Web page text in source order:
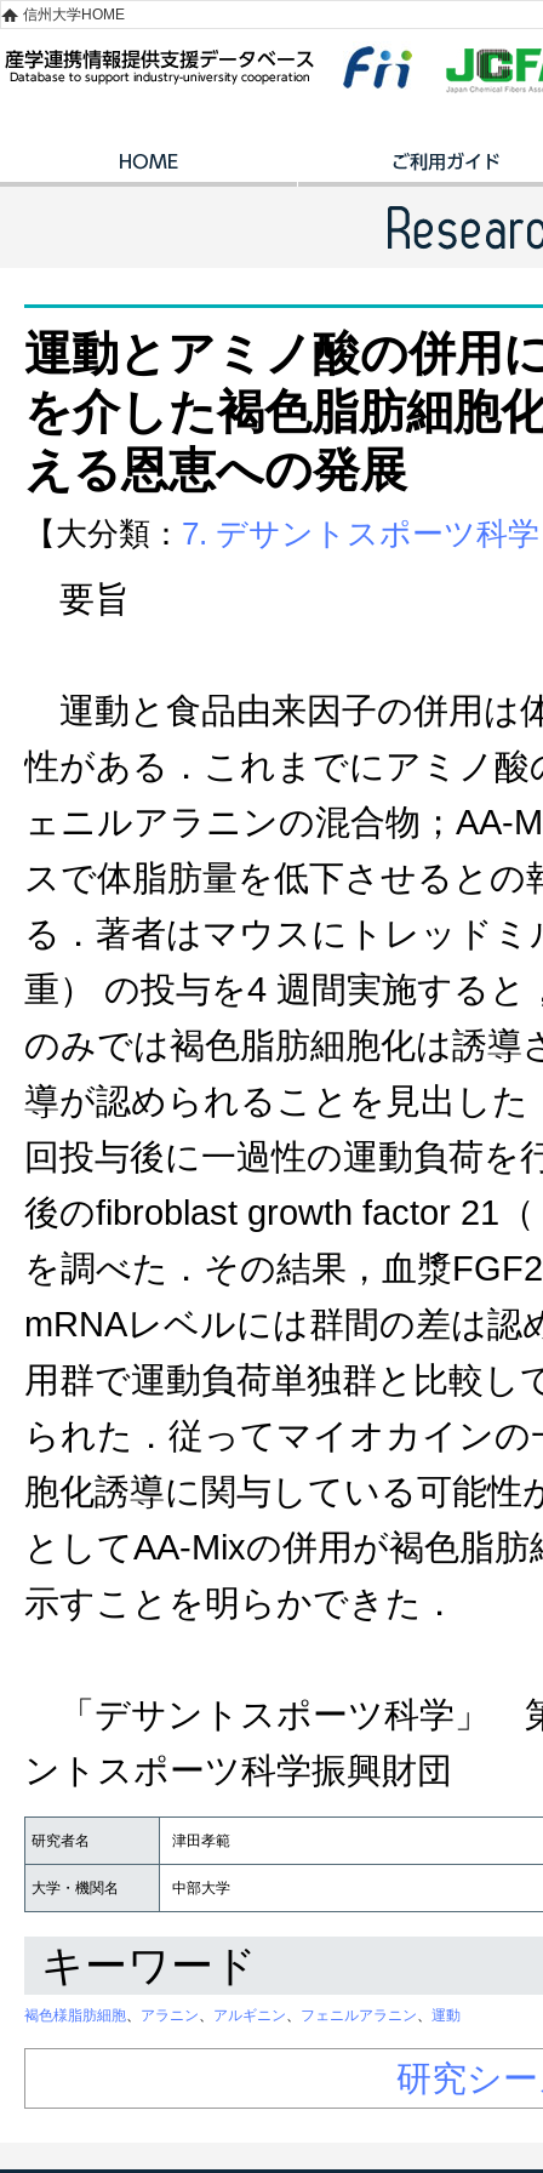
信州大学HOME
運動とアミノ酸の併用
を介した褐色脂肪細胞
える恩恵への発展
【大分類： 7. デサントスポーツ科学
要旨
運動と食品由来因子の併用は
性がある．これまでにアミノ
ェニルアラニンの混合物；AA-
スで体脂肪量を低下させると
る．著者はマウスにトレッド
重） の投与を4 週間実施する
のみでは褐色脂肪細胞化は誘
導が認められることを見出し
回投与後に一過性の運動負荷を
後のfibroblast growth factor 21
を調べた．その結果，血漿
mRNAレベルには群間の差は
用群で運動負荷単独群と比較し
られた．従ってマイオカイン
胞化誘導に関与している可能
としてAA-Mixの併用が褐色脂
示すことを明らかできた．
「デサントスポーツ科学」
ントスポーツ科学振興財団
研究者名 津田孝範
大学・機関名 中部大学
キーワード
褐色様脂肪細胞、 アラニン、 アルギニン、 フェニルアラニン、 運動
研究シ